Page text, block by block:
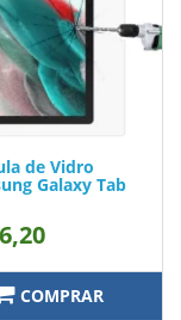
de Vidro
Galaxy Tab
COMPRAR